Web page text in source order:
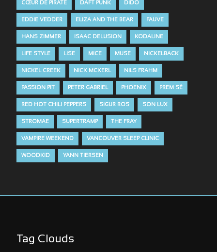
CŒUR DE PIRATE DAFT PUNK DIDO
EDDIE VEDDER ELIZA AND THE BEAR FAUVE
HANS ZIMMER ISAAC DELUSION KODALINE
LIFE STYLE LISE MICE MUSE NICKELBACK
NICKEL CREEK NICK MCKERL NILS FRAHM
PASSION PIT PETER GABRIEL PHOENIX PREM SÉ
RED HOT CHILI PEPPERS SIGUR ROS SON LUX
STROMAE SUPERTRAMP THE FRAY
VAMPIRE WEEKEND VANCOUVER SLEEP CLINIC
WOODKID YANN TIERSEN
Tag Clouds